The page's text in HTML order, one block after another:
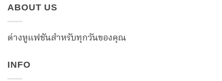
ABOUT US
ต่างหูแฟชันสำหรับทุกวันของคุณ
INFO